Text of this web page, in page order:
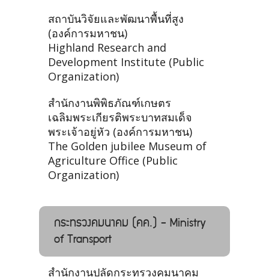
สถาบันวิจัยและพัฒนาพื้นที่สูง
(องค์การมหาชน)
Highland Research and
Development Institute (Public
Organization)
สำนักงานพิพิธภัณฑ์เกษตร
เฉลิมพระเกียรติพระบาทสมเด็จ
พระเจ้าอยู่หัว (องค์การมหาชน)
The Golden jubilee Museum of
Agriculture Office (Public
Organization)
กระทรวงคมนาคม (คค.) - Ministry
of Transport
สำนักงานปลัดกระทรวงคมนาคม